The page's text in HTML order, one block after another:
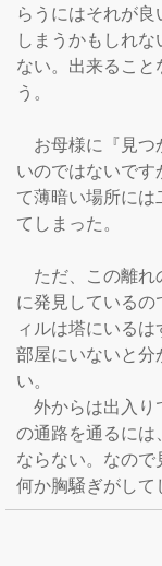
らうにはそれが
しまうかもしれ
ない。出来るこ
う。
お母様に『見つ
いのではないで
て薄暗い場所に
てしまった。
ただ、この離れ
に発見している
ィルは塔にいる
部屋にいないと
い。
外からは出入り
の通路を通るに
ならない。なので
何か胸騒ぎがして